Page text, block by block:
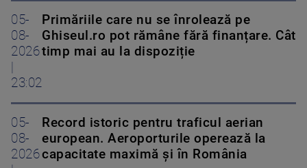
05-
08-
2026
23:02
Primăriile care nu se înrolează pe
Ghiseul.ro pot rămâne fără finanțare. Cât
timp mai au la dispoziție
05-
08-
2026
Record istoric pentru traficul aerian
european. Aeroporturile operează la
capacitate maximă și în România